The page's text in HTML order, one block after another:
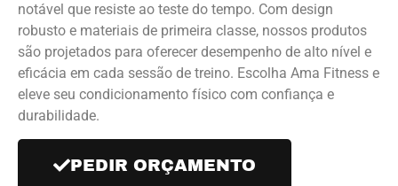
notável que resiste ao teste do tempo. Com design
robusto e materiais de primeira classe, nossos produtos
são projetados para oferecer desempenho de alto nível e
eficácia em cada sessão de treino. Escolha Ama Fitness e
eleve seu condicionamento físico com confiança e
durabilidade.
PEDIR ORÇAMENTO